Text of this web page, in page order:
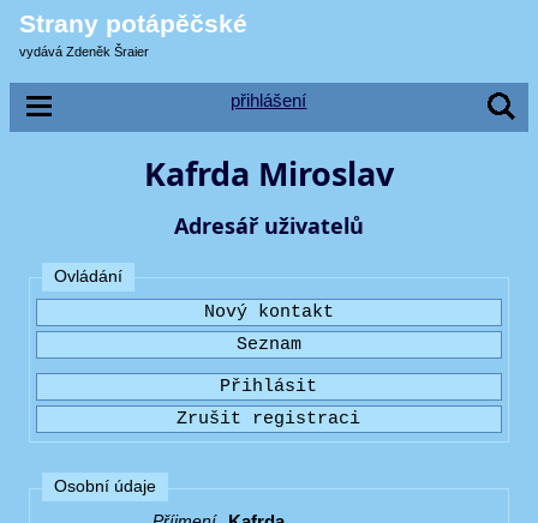
Strany potápěčské
vydává Zdeněk Šraier
přihlášení
Kafrda Miroslav
Adresář uživatelů
Ovládání
Osobní údaje